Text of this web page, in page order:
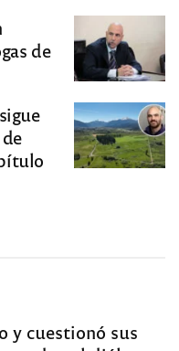
de
y cuestionó sus